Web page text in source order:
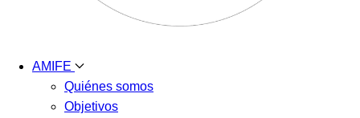
AMIFE
Quiénes somos
Objetivos